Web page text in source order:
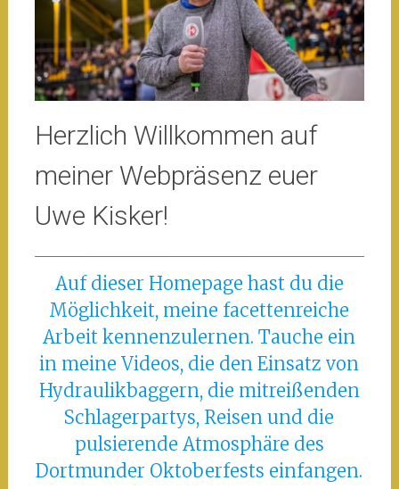
Herzlich Willkommen auf
meiner Webpräsenz euer
Uwe Kisker!
Auf dieser Homepage hast du die
Möglichkeit, meine facettenreiche
Arbeit kennenzulernen. Tauche ein
in meine Videos, die den Einsatz von
Hydraulikbaggern, die mitreißenden
Schlagerpartys, Reisen und die
pulsierende Atmosphäre des
Dortmunder Oktoberfests einfangen.